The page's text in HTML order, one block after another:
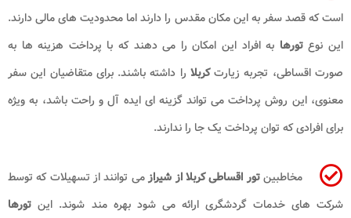
است که قصد سفر به این مکان مقدس را دارند اما محدودیت های مالی دارند.
این نوعتورها به افراد این امکان را می دهند که با پرداخت هزینه ها به
صورت اقساطی، تجربه زیارتکربلا را داشته باشند. برای متقاضیان این سفر
معنوی، این روش پرداخت می تواند گزینه ای ایده آل و راحت باشد، به ویژه
برای افرادی که توان پرداخت یک جا را ندارند.
مخاطبینتور اقساطی کربلا از شیرازمی توانند از تسهیلات که توسط
شرکت های خدمات گردشگری ارائه می شود بهره مند شوند. این تورها